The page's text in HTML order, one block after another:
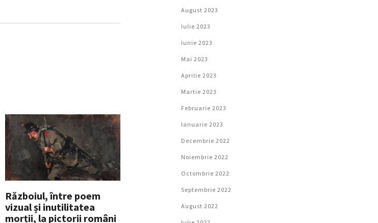
Războiul, între poem
vizual și inutilitatea
morții, la pictorii români
August 2023
Iulie 2023
Iunie 2023
Mai 2023
Aprilie 2023
Martie 2023
Februarie 2023
Ianuarie 2023
Decembrie 2022
Noiembrie 2022
Octombrie 2022
Septembrie 2022
August 2022